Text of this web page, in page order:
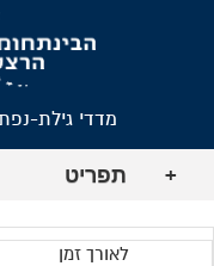
מדדי גילת-
+ תפריט
לאורך זמן